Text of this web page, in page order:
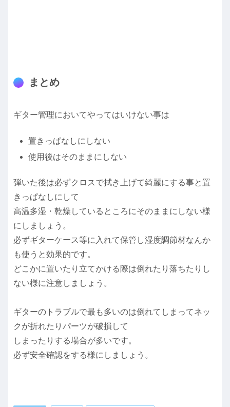
まとめ
ギター管理においてやってはいけない事は
置きっぱなしにしない
使用後はそのままにしない
弾いた後は必ずクロスで拭き上げて綺麗にする事と置
きっぱなしにして
高温多湿・乾燥しているところにそのままにしない様
にしましょう。
必ずギターケース等に入れて保管し湿度調節材なんか
も使うと効果的です。
どこかに置いたり立てかける際は倒れたり落ちたりし
ない様に注意しましょう。
ギターのトラブルで最も多いのは倒れてしまってネッ
クが折れたりパーツが破損して
しまったりする場合が多いです。
必ず安全確認をする様にしましょう。